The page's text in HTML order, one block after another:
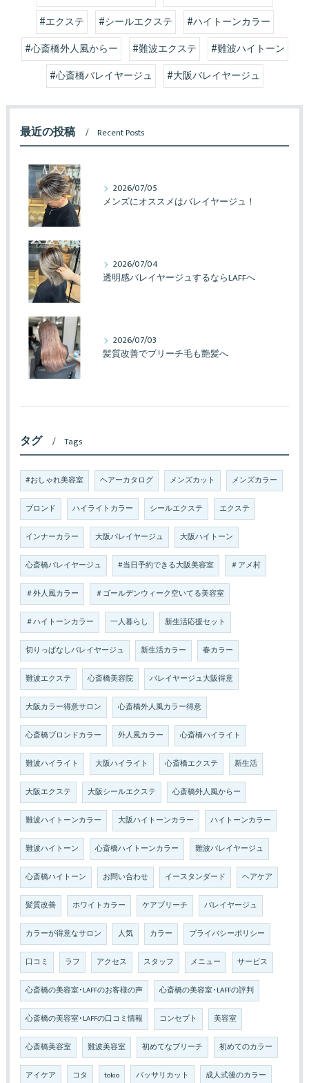
#エクステ
#シールエクステ
#ハイトーンカラー
#心斎橋外人風からー
#難波エクステ
#難波ハイトーン
#心斎橋バレイヤージュ
#大阪バレイヤージュ
最近の投稿 Recent Posts
2026/07/05
メンズにオススメはバレイヤージュ！
2026/07/04
透明感バレイヤージュするならLAFFへ
2026/07/03
髪質改善でブリーチ毛も艶髪へ
タグ Tags
#おしゃれ美容室 ヘアーカタログ メンズカット メンズカラー
ブロンド ハイライトカラー シールエクステ エクステ
インナーカラー 大阪バレイヤージュ 大阪ハイトーン
心斎橋バレイヤージュ #当日予約できる大阪美容室 ＃アメ村
＃外人風カラー ＃ゴールデンウィーク空いてる美容室
＃ハイトーンカラー 一人暮らし 新生活応援セット
切りっぱなしバレイヤージュ 新生活カラー 春カラー
難波エクステ 心斎橋美容院 バレイヤージュ大阪得意
大阪カラー得意サロン 心斎橋外人風カラー得意
心斎橋ブロンドカラー 外人風カラー 心斎橋ハイライト
難波ハイライト 大阪ハイライト 心斎橋エクステ 新生活
大阪エクステ 大阪シールエクステ 心斎橋外人風からー
難波ハイトーンカラー 大阪ハイトーンカラー ハイトーンカラー
難波ハイトーン 心斎橋ハイトーンカラー 難波バレイヤージュ
心斎橋ハイトーン お問い合わせ イースタンダード ヘアケア
髪質改善 ホワイトカラー ケアブリーチ バレイヤージュ
カラーが得意なサロン 人気 カラー プライバシーポリシー
口コミ ラフ アクセス スタッフ メニュー サービス
心斎橋の美容室･LAFFのお客様の声 心斎橋の美容室･LAFFの評判
心斎橋の美容室･LAFFの口コミ情報 コンセプト 美容室
心斎橋美容室 難波美容室 初めてなブリーチ 初めてのカラー
アイケア コタ tokio バッサリカット 成人式後のカラー